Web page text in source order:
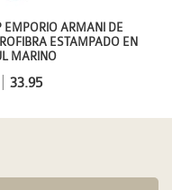
EMPORIO ARMANI DE
ESTAMPADO EN
MARINO
33.95